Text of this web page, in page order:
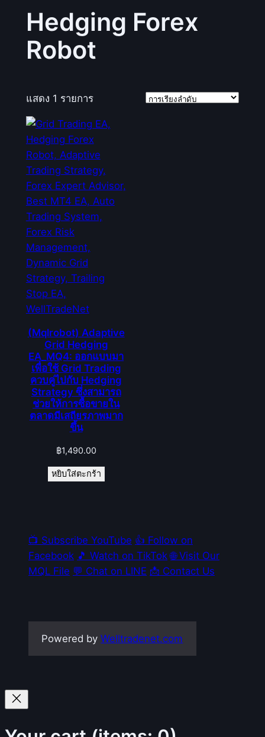
Hedging Forex
Robot
แสดง 1 รายการ
(Mqlrobot) Adaptive
Grid Hedging
EA_MQ4: ออกแบบมา
เพื่อใช้ Grid Trading
ควบคู่ไปกับ Hedging
Strategy ซึ่งสามารถ
ช่วยให้การซื้อขายใน
ตลาดมีเสถียรภาพมาก
ขึ้น
฿1,490.00
หยิบใส่ตะกร้า
📺 Subscribe YouTube 👍 Follow on
Facebook 🎵 Watch on TikTok 🌐 Visit Our
MQL File 💬 Chat on LINE 📩 Contact Us
Powered byWelltradenet.com